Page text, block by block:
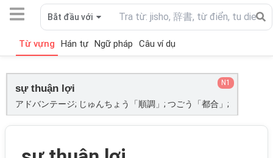
Bắt đầu với
Từ vựng Hán tự Ngữ pháp Câu ví dụ
sự thuận lợi
アドバンテージ; じゅんちょう「順調」; つごう「都合」;
N1